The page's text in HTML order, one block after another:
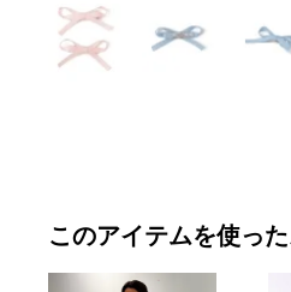
このアイテムを使っ